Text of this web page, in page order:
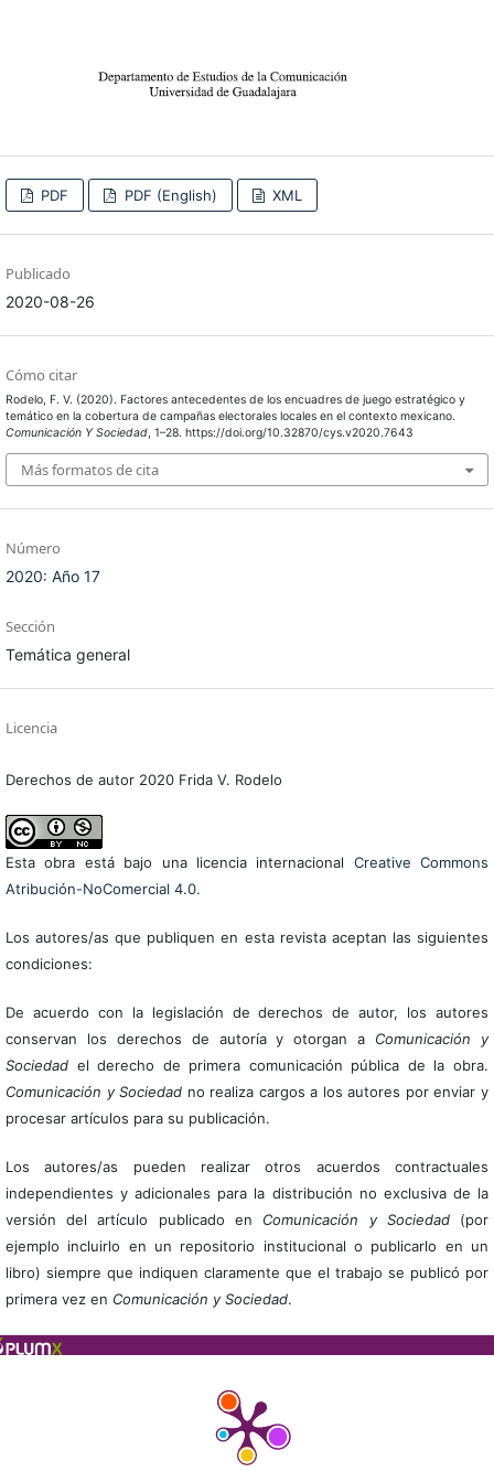
PDF PDF (English) XML
Publicado
2020-08-26
Cómo citar
Rodelo, F. V. (2020). Factores antecedentes de los encuadres de juego estratégico y
temático en la cobertura de campañas electorales locales en el contexto mexicano.
Comunicación Y Sociedad, 1–28. https://doi.org/10.32870/cys.v2020.7643
Más formatos de cita
Número
2020: Año 17
Sección
Temática general
Licencia
Derechos de autor 2020 Frida V. Rodelo
Esta obra está bajo una licencia internacional Creative Commons
Atribución-NoComercial 4.0.
Los autores/as que publiquen en esta revista aceptan las siguientes
condiciones:
De acuerdo con la legislación de derechos de autor, los autores
conservan los derechos de autoría y otorgan a Comunicación y
Sociedadel derecho de primera comunicación pública de la obra.
Comunicación y Sociedad no realiza cargos a los autores por enviar y
procesar artículos para su publicación.
Los autores/as pueden realizar otros acuerdos contractuales
independientes y adicionales para la distribución no exclusiva de la
versión del artículo publicado en Comunicación y Sociedad(por
ejemplo incluirlo en un repositorio institucional o publicarlo en un
libro) siempre que indiquen claramente que el trabajo se publicó por
primera vez en Comunicación y Sociedad.